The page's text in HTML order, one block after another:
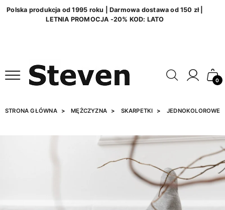
Polska produkcja od 1995 roku | Darmowa dostawa od 150 zł |
LETNIA PROMOCJA -20% KOD: LATO
0
STRONA GŁÓWNA MĘŻCZYZNA SKARPETKI JEDNOKOLOROWE